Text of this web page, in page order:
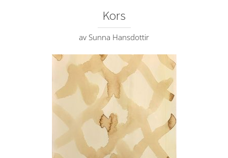
Kors
av Sunna Hansdottir